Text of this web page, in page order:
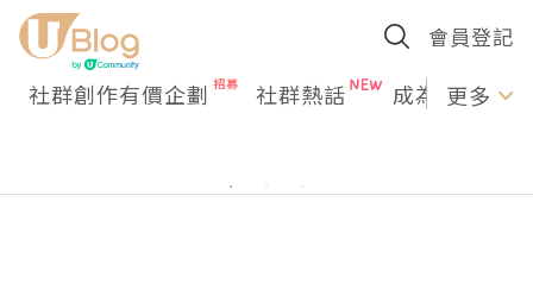
會員登記
社群創作有價企劃 社群熱話 成為U更多